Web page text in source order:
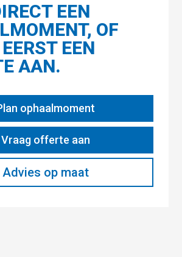
EEN
OF
EEN
AAN.
ophaalmoment
Vraag offerte aan
Advies op maat